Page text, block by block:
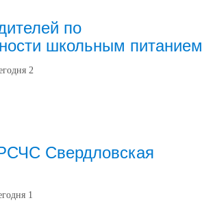
по
школьным питанием
2
Свердловская
1